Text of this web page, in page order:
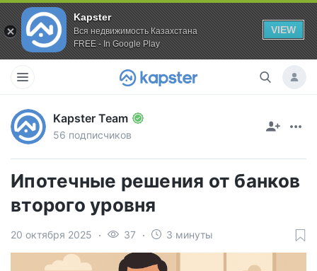
Kapster
Вся недвижимость Казахстана
FREE - In Google Play
VIEW
Kapster Team
56 подписчиков
Ипотечные решения от банков
второго уровня
20 октября 2025 37 3 минуты